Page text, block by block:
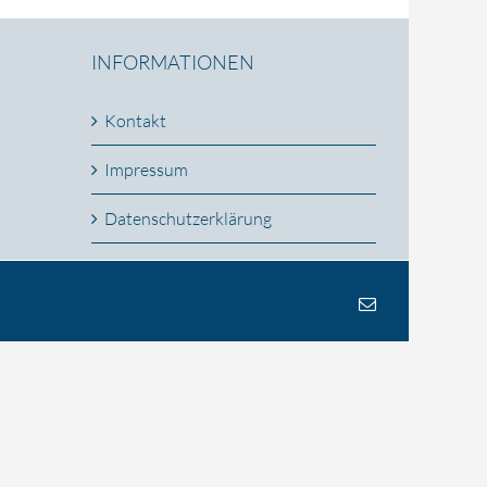
INFORMATIONEN
Kontakt
Impressum
Datenschutzerklärung
E-